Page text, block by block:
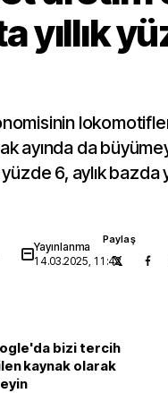
yıllık
ayında da
yüzde 6, aylık
Yayınlanma
14.03.2025, 11:42
Paylaş
bizi tercih
kaynak olarak